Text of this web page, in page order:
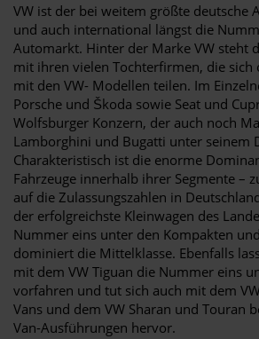
VW ist der bei weitem größte deutsche
und auch international längst die
Automarkt. Hinter der Marke VW steht
mit ihren vielen Tochterfirmen, die sich
mit den VW- Modellen teilen. Im
Porsche und Škoda sowie Seat und
Wolfsburger Konzern, der auch noch
Lamborghini und Bugatti unter seinem
Charakteristisch ist die enorme
Fahrzeuge innerhalb ihrer Segmente –
auf die Zulassungszahlen in
der erfolgreichste Kleinwagen des
Nummer eins unter den Kompakten
dominiert die Mittelklasse. Ebenfalls
mit dem VW Tiguan die Nummer eins
vorfahren und tut sich auch mit dem
Vans und dem VW Sharan und Touran
Van-Ausführungen hervor.